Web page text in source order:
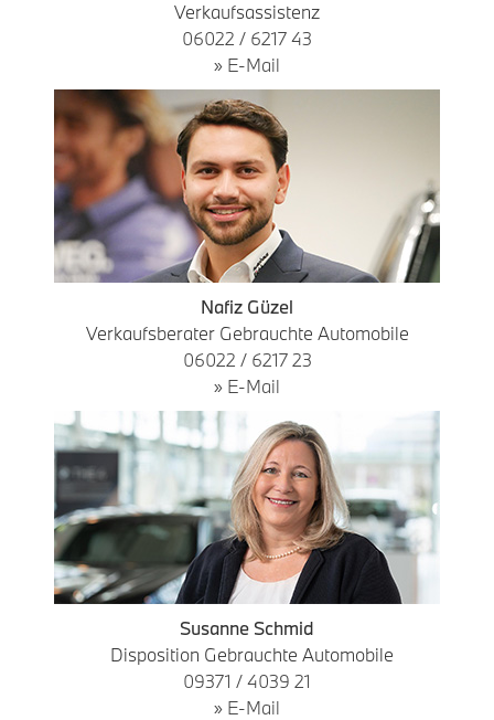
Verkaufsassistenz
06022 / 6217 43
» E-Mail
Nafiz Güzel
Verkaufsberater Gebrauchte Automobile
06022 / 6217 23
» E-Mail
Susanne Schmid
Disposition Gebrauchte Automobile
09371 / 4039 21
» E-Mail